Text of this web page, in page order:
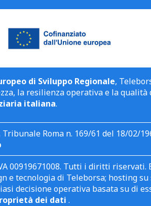
di Sviluppo Regionale,
la resilienza operativa e la
italiana.
Roma n. 169/61 del 18/02/
00919671008. Tutti i diritti
e tecnologia di Teleborsa; hosting
decisione operativa basata su di
dei dati .